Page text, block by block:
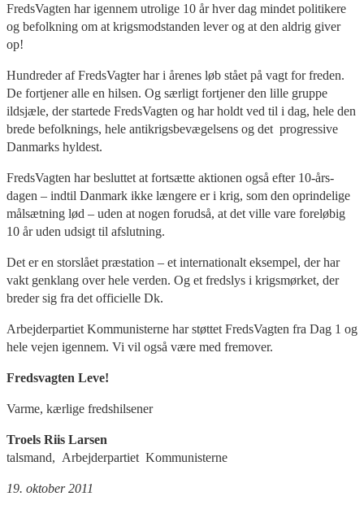
FredsVagten har igennem utrolige 10 år hver dag mindet politikere
og befolkning om at krigsmodstanden lever og at den aldrig giver
op!
Hundreder af FredsVagter har i årenes løb stået på vagt for freden.
De fortjener alle en hilsen. Og særligt fortjener den lille gruppe
ildsjæle, der startede FredsVagten og har holdt ved til i dag, hele den
brede befolknings, hele antikrigsbevægelsens og det progressive
Danmarks hyldest.
FredsVagten har besluttet at fortsætte aktionen også efter 10-års-
dagen – indtil Danmark ikke længere er i krig, som den oprindelige
målsætning lød – uden at nogen forudså, at det ville vare foreløbig
10 år uden udsigt til afslutning.
Det er en storslået præstation – et internationalt eksempel, der har
vakt genklang over hele verden. Og et fredslys i krigsmørket, der
breder sig fra det officielle Dk.
Arbejderpartiet Kommunisterne har støttet FredsVagten fra Dag 1 og
hele vejen igennem. Vi vil også være med fremover.
Fredsvagten Leve!
Varme, kærlige fredshilsener
Troels Riis Larsen
talsmand, Arbejderpartiet Kommunisterne
19. oktober 2011